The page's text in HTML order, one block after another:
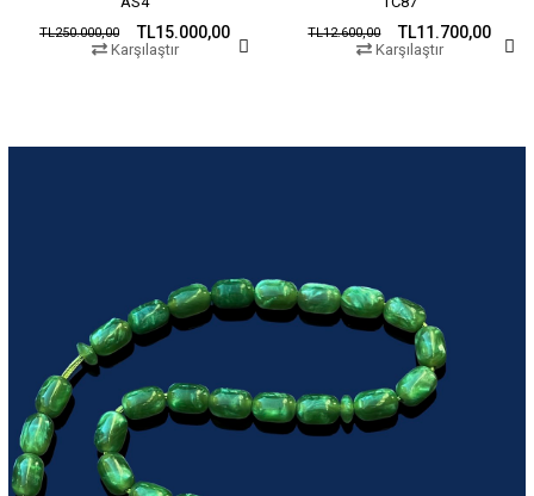
TL15.000,00
TL250.000,00
Karşılaştır
TL11.700,00
TL12.600,00
Karşılaştır